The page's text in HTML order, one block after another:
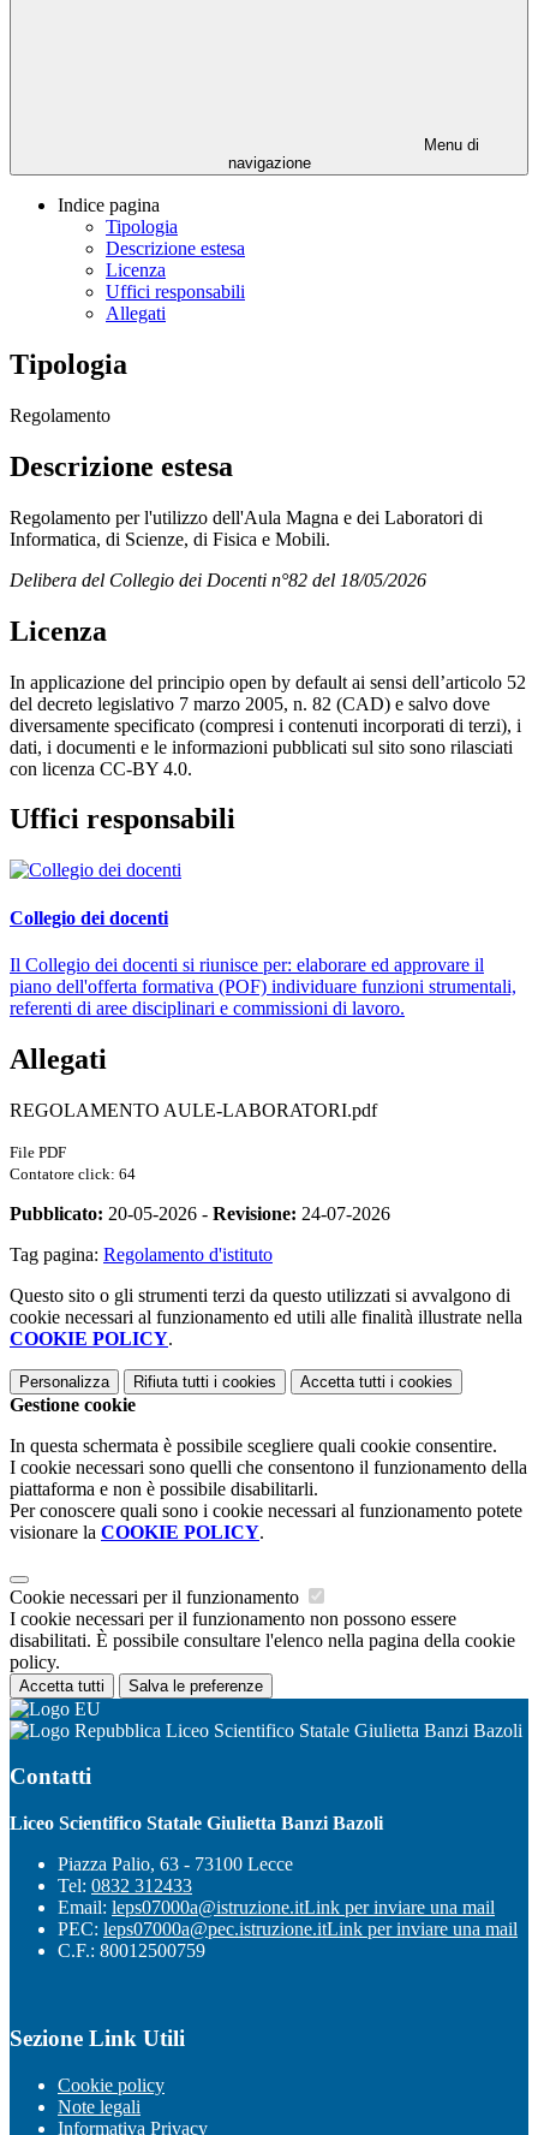
Menu di
navigazione
Indice pagina
Tipologia
Descrizione estesa
Licenza
Uffici responsabili
Allegati
Tipologia
Regolamento
Descrizione estesa
Regolamento per l'utilizzo dell'Aula Magna e dei Laboratori di
Informatica, di Scienze, di Fisica e Mobili.
Delibera del Collegio dei Docenti n°82 del 18/05/2026
Licenza
In applicazione del principio open by default ai sensi dell’articolo 52
del decreto legislativo 7 marzo 2005, n. 82 (CAD) e salvo dove
diversamente specificato (compresi i contenuti incorporati di terzi), i
dati, i documenti e le informazioni pubblicati sul sito sono rilasciati
con licenza CC-BY 4.0.
Uffici responsabili
Collegio dei docenti
Il Collegio dei docenti si riunisce per: elaborare ed approvare il
piano dell'offerta formativa (POF) individuare funzioni strumentali,
referenti di aree disciplinari e commissioni di lavoro.
Allegati
REGOLAMENTO AULE-LABORATORI.pdf
File PDF
Contatore click: 64
Pubblicato: 20-05-2026 - Revisione: 24-07-2026
Tag pagina: Regolamento d'istituto
Questo sito o gli strumenti terzi da questo utilizzati si avvalgono di
cookie necessari al funzionamento ed utili alle finalità illustrate nella
COOKIE POLICY.
Personalizza Rifiuta tutti i cookies Accetta tutti i cookies
Gestione cookie
In questa schermata è possibile scegliere quali cookie consentire.
I cookie necessari sono quelli che consentono il funzionamento della
piattaforma e non è possibile disabilitarli.
Per conoscere quali sono i cookie necessari al funzionamento potete
visionare la COOKIE POLICY.
Cookie necessari per il funzionamento
I cookie necessari per il funzionamento non possono essere
disabilitati. È possibile consultare l'elenco nella pagina della cookie
policy.
Accetta tutti Salva le preferenze
Liceo Scientifico Statale Giulietta Banzi Bazoli
Contatti
Liceo Scientifico Statale Giulietta Banzi Bazoli
Piazza Palio, 63 - 73100 Lecce
Tel: 0832 312433
Email: leps07000a@istruzione.itLink per inviare una mail
PEC: leps07000a@pec.istruzione.itLink per inviare una mail
C.F.: 80012500759
Sezione Link Utili
Cookie policy
Note legali
Informativa Privacy